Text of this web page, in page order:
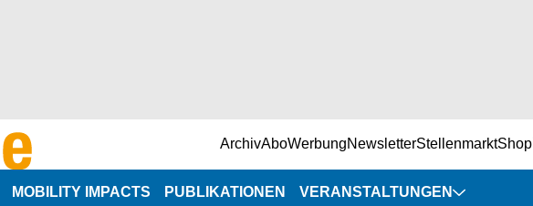
ArchivAboWerbungNewsletterStellenmarktShop
MOBILITY IMPACTS PUBLIKATIONEN VERANSTALTUNGEN